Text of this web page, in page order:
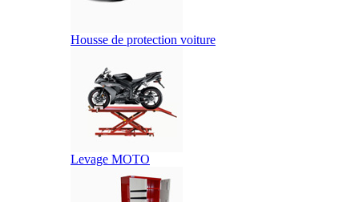
Housse de protection voiture
Levage MOTO